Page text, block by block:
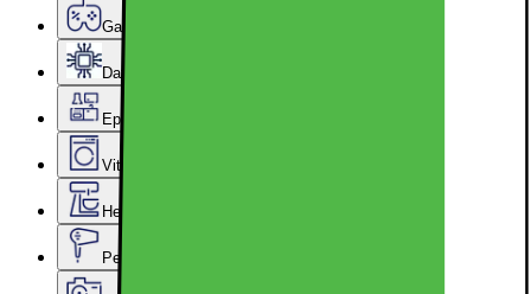
Gaming
Datorkomponenter
Epoq Kök & Tvättstuga
Vitvaror
Hem, Hushåll & Trädgård
Personvård, Hälsa & Skönhet